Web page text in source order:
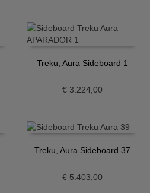
Treku, Aura Sideboard 1
€ 3.224,00
Treku, Aura Sideboard 37
€ 5.403,00